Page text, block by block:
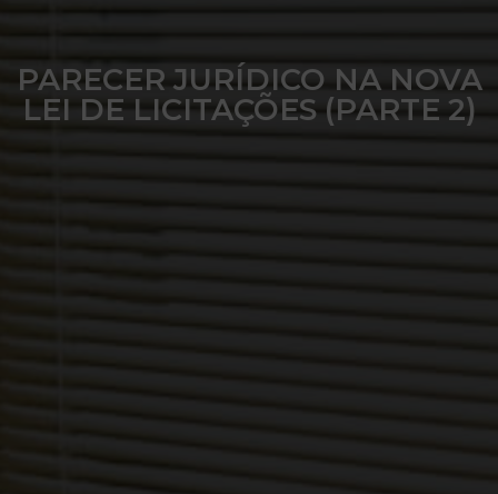
PARECER JURÍDICO NA NOVA
LEI DE LICITAÇÕES (PARTE 2)